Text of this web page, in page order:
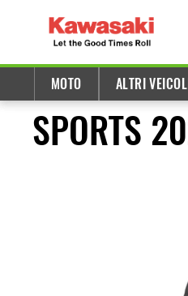
MOTO ALTRI VEICOLI
SPORTS